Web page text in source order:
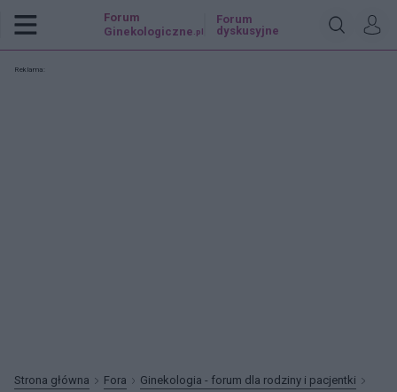
Forum
Ginekologiczne .pl
Forum
dyskusyjne
Reklama:
Strona główna Fora
Ginekologia - forum dla rodziny i pacjentki